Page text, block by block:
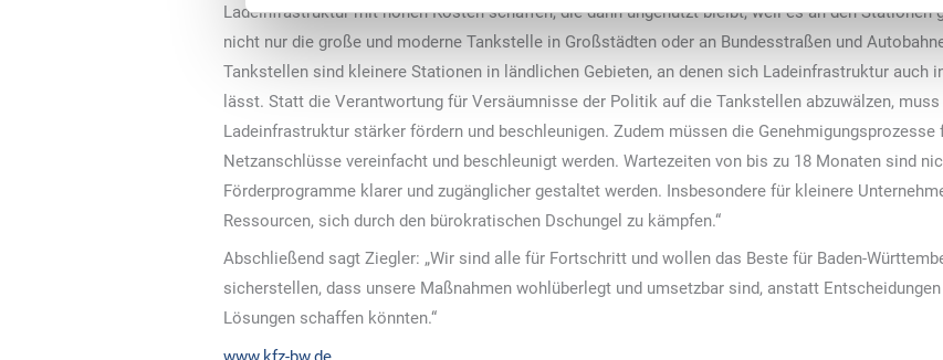
Ladeinfrastruktur mit hohen Kosten schaffen, die dann ungenutzt bleibt, weil es an den Stationen
nicht nur die große und moderne Tankstelle in Großstädten oder an Bundesstraßen und
Tankstellen sind kleinere Stationen in ländlichen Gebieten, an denen sich Ladeinfrastruktur
lässt. Statt die Verantwortung für Versäumnisse der Politik auf die Tankstellen abzuwälzen,
Ladeinfrastruktur stärker fördern und beschleunigen. Zudem müssen die Genehmigungsprozesse
Netzanschlüsse vereinfacht und beschleunigt werden. Wartezeiten von bis zu 18 Monaten sind
Förderprogramme klarer und zugänglicher gestaltet werden. Insbesondere für kleinere
Ressourcen, sich durch den bürokratischen Dschungel zu kämpfen.“
Abschließend sagt Ziegler: „Wir sind alle für Fortschritt und wollen das Beste für Baden-
sicherstellen, dass unsere Maßnahmen wohlüberlegt und umsetzbar sind, anstatt
Lösungen schaffen könnten.“